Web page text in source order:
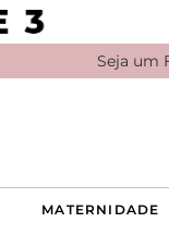
Seja um
MATERNIDADE